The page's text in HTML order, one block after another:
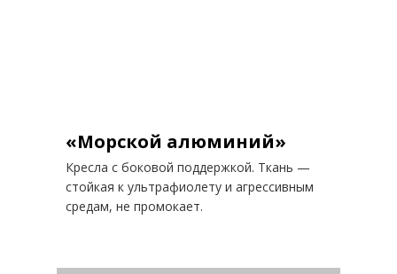
«Морской алюминий»
Кресла с боковой поддержкой. Ткань —
стойкая к ультрафиолету и агрессивным
средам, не промокает.